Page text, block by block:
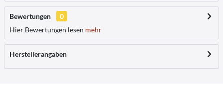
Bewertungen
0
Hier Bewertungen lesen mehr
Herstellerangaben